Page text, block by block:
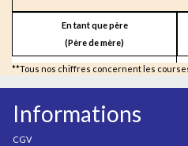
En tant que père
(Père de mère)
**Tous nos chiffres concernent les
Informations
CGV